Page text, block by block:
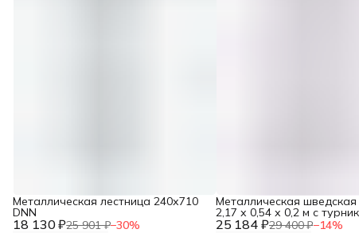
18 130 ₽25 901 ₽−30%
Металлическая лестница 240х710
DNN
25 184 ₽29 400 ₽−14%
Металлическая шведская
2,17 х 0,54 х 0,2 м с